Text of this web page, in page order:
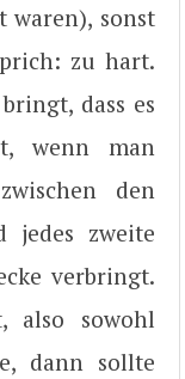
waren), sonst
zu hart.
dass es
wenn man
den
jedes zweite
verbringt.
also sowohl
dann sollte